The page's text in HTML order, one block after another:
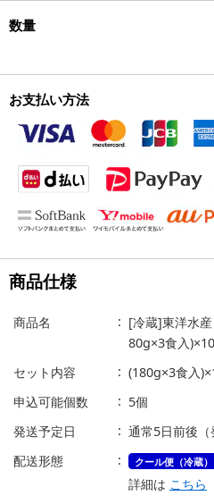
数量
お支払い方法
商品仕様
商品名
[冷蔵]東洋水
80g×3食入
セット内容
(180g×3食入
申込可能個数
5個
発送予定日
通常5日前後（
配送形態
クール便（冷蔵）
詳細は こちら